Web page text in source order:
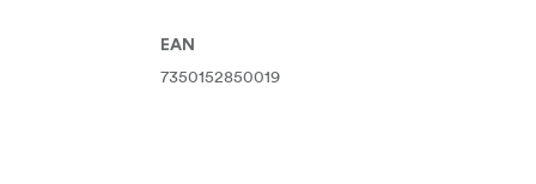
EAN
7350152850019